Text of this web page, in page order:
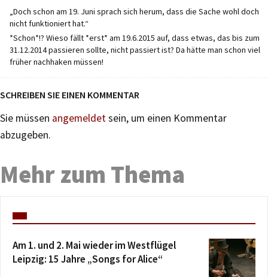
„Doch schon am 19. Juni sprach sich herum, dass die Sache wohl doch
nicht funktioniert hat.“
*Schon*!? Wieso fällt *erst* am 19.6.2015 auf, dass etwas, das bis zum
31.12.2014 passieren sollte, nicht passiert ist? Da hätte man schon viel
früher nachhaken müssen!
SCHREIBEN SIE EINEN KOMMENTAR
Sie müssen angemeldetsein, um einen Kommentar
abzugeben.
Mehr zum Thema
Am 1. und 2. Mai wieder im Westflügel
Leipzig: 15 Jahre „Songs for Alice“